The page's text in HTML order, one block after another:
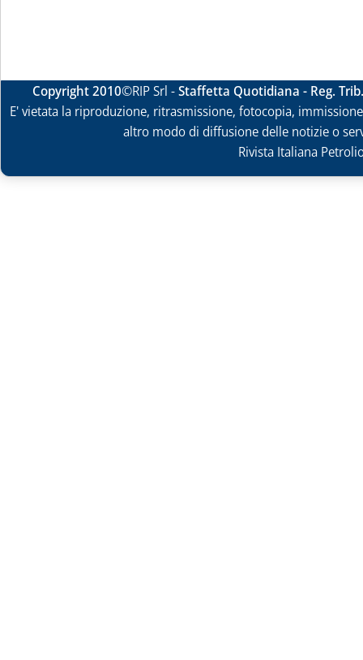
Copyright 2010©RIP Srl -Staffetta Quotidiana - Reg.
E' vietata la riproduzione, ritrasmissione, fotocopia,
altro modo di diffusione delle notizie o
Rivista Italiana